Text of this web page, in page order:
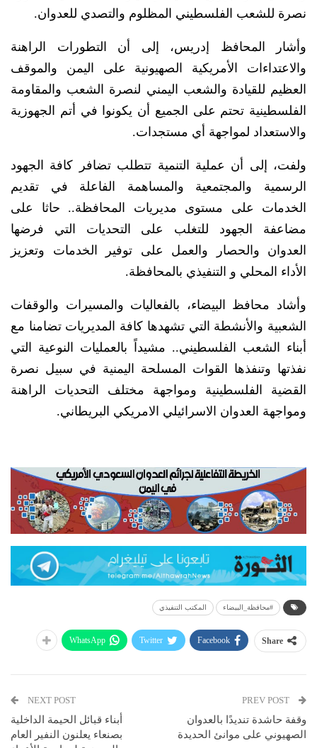
نصرة للشعب الفلسطيني المظلوم والتصدي للعدوان.
وأشار المحافظ إدريس، إلى أن التطورات الراهنة
والاعتداءات الأمريكية الصهيونية على اليمن والموقف
العظيم للقيادة والشعب اليمني لنصرة الشعب والمقاومة
الفلسطينية تحتم على الجميع أن يكونوا في أتم الجهوزية
والاستعداد لمواجهة أي مستجدات.
ولفت، إلى أن عملية التنمية تتطلب تضافر كافة الجهود
الرسمية والمجتمعية والمساهمة الفاعلة في تقديم
الخدمات على مستوى مديريات المحافظة.. حاثا على
مضاعفة الجهود للتغلب على التحديات التي فرضها
العدوان والحصار والعمل على توفير الخدمات وتعزيز
الأداء المحلي و التنفيذي بالمحافظة.
وأشاد محافظ البيضاء، بالفعاليات والمسيرات والوقفات
الشعبية والأنشطة التي تشهدها كافة المديريات تضامنا مع
أبناء الشعب الفلسطيني.. مشيداً بالعمليات النوعية التي
نفذتها وتنفذها القوات المسلحة اليمنية في سبيل نصرة
القضية الفلسطينية ومواجهة مختلف التحديات الراهنة
ومواجهة العدوان الاسرائيلي الامريكي البريطاني.
#محافظة_البيضاء المكتب التنفيذي
Share
Facebook
Twitter
WhatsApp
وقفة حاشدة تنديدًا بالعدوان
الصهيوني على موانئ الحديدة
NEXT POST
أبناء قبائل الحيمة الداخلية
بصنعاء يعلنون النفير العام